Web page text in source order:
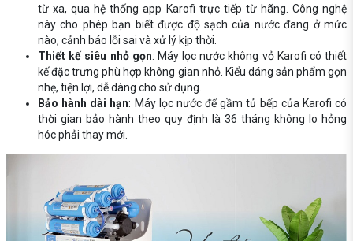
từ xa, qua hệ thống app Karofi trực tiếp từ hãng. Công nghệ
này cho phép bạn biết được độ sạch của nước đang ở mức
nào, cảnh báo lỗi sai và xử lý kịp thời.
Thiết kế siêu nhỏ gọn: Máy lọc nước không vỏ Karofi có thiết
kế đặc trưng phù hợp không gian nhỏ. Kiểu dáng sản phẩm gọn
nhẹ, tiện lợi, dễ dàng cho sử dụng.
Bảo hành dài hạn: Máy lọc nước để gầm tủ bếp của Karofi có
thời gian bảo hành theo quy định là 36 tháng không lo hỏng
hóc phải thay mới.